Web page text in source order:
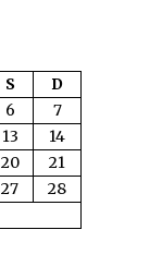
S
D
6
7
13
14
20
21
27
28